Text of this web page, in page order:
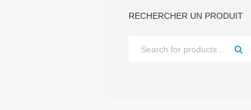
RECHERCHER UN PRODUIT